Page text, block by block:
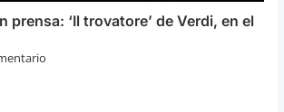
prensa: ‘Il trovatore’ de Verdi, en el